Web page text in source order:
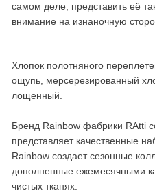
самом деле, представить её
внимание на изнаночную
Хлопок полотняного
ощупь, мерсерезированный
лощенный.
Бренд Rainbow фабрики RAtti
представляет качественные
Rainbow создает сезонные
дополненные ежемесячными
чистых тканях.